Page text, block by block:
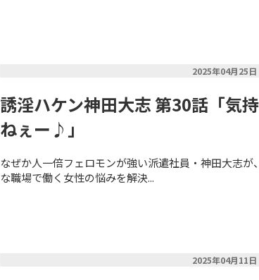
2025年04月25日
誘淫ハケン神田大志 第30話「気
ねぇー♪」
なぜか人一倍フェロモンが強い派遣社員・神田大志が
な職場で働く女性の悩みを解決...
2025年04月11日